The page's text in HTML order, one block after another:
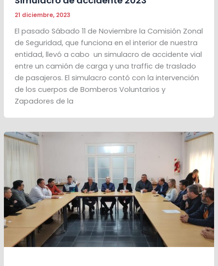
21 diciembre, 2023
El pasado Sábado 11 de Noviembre la Comisión Zonal
de Seguridad, que funciona en el interior de nuestra
entidad, llevó a cabo un simulacro de accidente vial
entre un camión de carga y una traffic de traslado
de pasajeros. El simulacro contó con la intervención
de los cuerpos de Bomberos Voluntarios y
Zapadores de la